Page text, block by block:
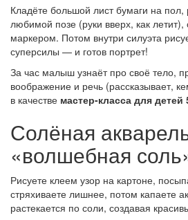
Кладёте большой лист бумаги на пол,
любимой позе (руки вверх, как летит),
маркером. Потом внутри силуэта
суперсилы — и готов портрет!
За час малыш узнаёт про своё тело,
воображение и речь (рассказывает,
в качестве мастер-класса для детей
Солёная
«волшебная
Рисуете клеем узор на картоне,
стряхиваете лишнее, потом капаете
растекается по соли, создавая